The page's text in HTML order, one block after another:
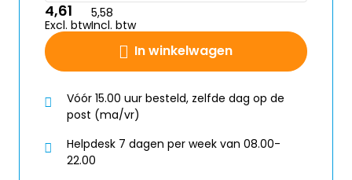
In winkelwagen
4,61
Excl. btw
5,58
Incl. btw
Vóór 15.00 uur besteld, zelfde dag op de
post (ma/vr)
Helpdesk 7 dagen per week van 08.00-
22.00